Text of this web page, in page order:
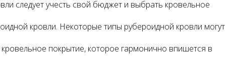
следует учесть свой бюджет и выбрать кровельное
кровли. Некоторые типы рубероидной кровли могут
покрытие, которое гармонично впишется в